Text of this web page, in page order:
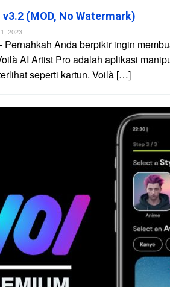
(MOD, No Watermark)
2023
Pernahkah Anda berpikir ingin
AI Artist Pro adalah aplikasi
seperti kartun. Voilà […]